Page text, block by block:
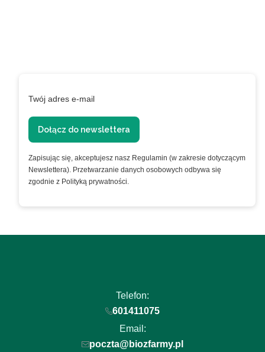
Twój adres e-mail
Dołącz do newslettera
Zapisując się, akceptujesz nasz Regulamin (w zakresie dotyczącym
Newslettera). Przetwarzanie danych osobowych odbywa się
zgodnie z Polityką prywatności.
Telefon:
601411075
Email:
poczta@biozfarmy.pl